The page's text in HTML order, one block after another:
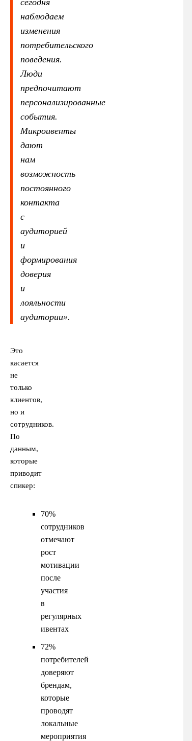
сегодня
наблюдаем
изменения
потребительского
поведения.
Люди
предпочитают
персонализированные
события.
Микроивенты
дают
нам
возможность
постоянного
контакта
с
аудиторией
и
формирования
доверия
и
лояльности
аудитории».
Это
касается
не
только
клиентов,
но и
сотрудников.
По
данным,
которые
приводит
спикер:
70%
сотрудников
отмечают
рост
мотивации
после
участия
в
регулярных
ивентах
72%
потребителей
доверяют
брендам,
которые
проводят
локальные
мероприятия